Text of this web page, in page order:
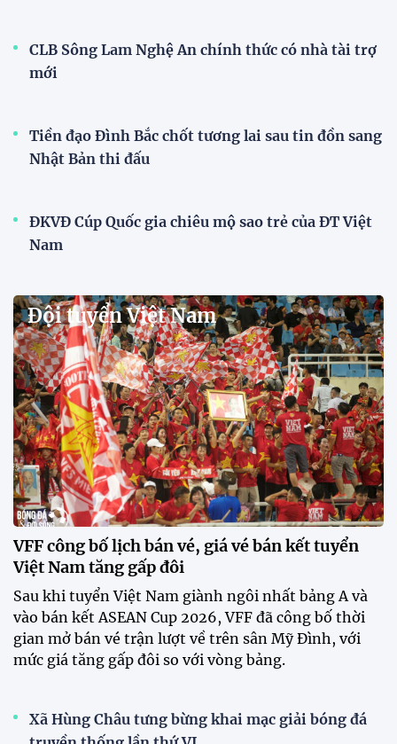
dịch ASIAD 2026
Dàn sao U23 Việt Nam hội quân,
sẵn sàng chinh phục ASIAD
Singapore
11:22 28/07/2026
Mở bán vé trực tiếp trận sân
nhà đầu tiên của ĐT Việt Nam
tại ASEAN Cup 2026
17:17 27/07/2026
XSKT Đắk Lắk viết nên lịch sử
với chức vô địch VPL-S7
20:58 26/07/2026
Tài Lộc trở lại, ĐT Việt Nam
"khổ luyện" dưới nắng gắt tại
Hà Nội
XEM THÊM